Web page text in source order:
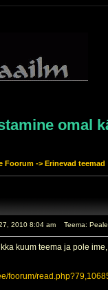
omal
Foorum -> Erinevad teemad
2010 8:04 am Teema:
kuum teema ja pole
foorum/